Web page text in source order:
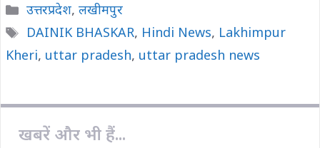
e
b
o
t
s
A
y
L
i
l
e
Categories
उत्तरप्रदेश, लखीमपुर
Tags
DAINIK BHASKAR, Hindi News, Lakhimpur
Kheri, uttar pradesh, uttar pradesh news
खबरें और भी हैं...